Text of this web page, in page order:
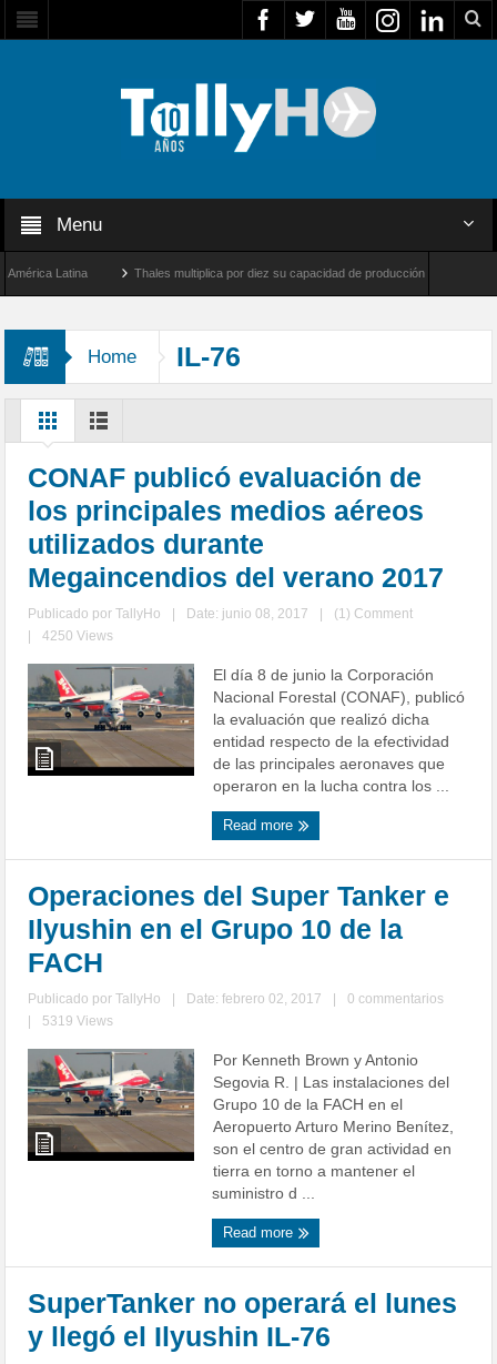
Menu
Latina Thales multiplica por diez su capacidad de producción de radares en
Home IL-76
CONAF publicó evaluación de
los principales medios aéreos
utilizados durante
Megaincendios del verano 2017
Publicado porTallyHo Date: junio 08, 2017
(1) Comment
4250 Views
El día 8 de junio la Corporación
Nacional Forestal (CONAF), publicó
la evaluación que realizó dicha
entidad respecto de la efectividad
de las principales aeronaves que
operaron en la lucha contra los ...
Read more
Operaciones del Super Tanker e
Ilyushin en el Grupo 10 de la
FACH
Publicado porTallyHo Date: febrero 02, 2017
0 commentarios
5319 Views
Por Kenneth Brown y Antonio
Segovia R. | Las instalaciones del
Grupo 10 de la FACH en el
Aeropuerto Arturo Merino Benítez,
son el centro de gran actividad en
tierra en torno a mantener el
suministro d ...
Read more
SuperTanker no operará el lunes
y llegó el Ilyushin IL-76